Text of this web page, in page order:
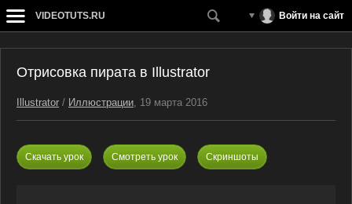
VIDEOTUTS.RU Войти на сайт
Отрисовка пирата в Illustrator
Illustrator / Иллюстрации, 19 марта 2016
Скачать урок Смотреть урок Скриншоты